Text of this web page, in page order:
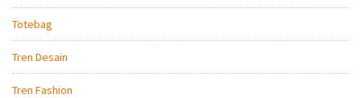
Totebag
Tren Desain
Tren Fashion